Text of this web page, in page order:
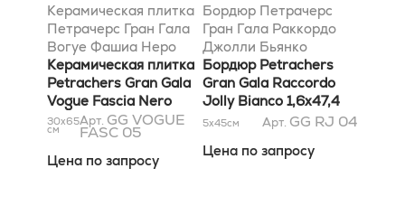
Керамическая плитка
Петрачерс Гран Гала
Вогуе Фашиа Неро
31,5x63
Керамическая плитка
Petrachers Gran Gala
Vogue Fascia Nero
31,5x63
30x65
см
Арт. GG VOGUE
FASC 05
Цена по запросу
Бордюр Петрачерс
Гран Гала Раккордо
Джолли Бьянко
1,6x47,4
Бордюр Petrachers
Gran Gala Raccordo
Jolly Bianco 1,6x47,4
5x45см Арт. GG RJ 04
Цена по запросу